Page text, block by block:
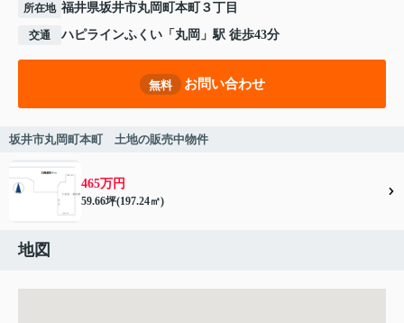
所在地 福井県坂井市丸岡町本町 ３丁目
交通 ハピラインふくい 「 丸岡 」駅 徒歩43分
無料 お問い合わせ
坂井市丸岡町本町 土地の販売中物件
465万円
59.66坪(197.24㎡)
地図